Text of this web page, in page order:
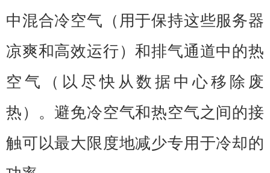
中混合冷空气（用于保持这些服务器
凉爽和高效运行）和排气通道中的热
空气（以尽快从数据中心移除废
热）。避免冷空气和热空气之间的接
触可以最大限度地减少专用于冷却的